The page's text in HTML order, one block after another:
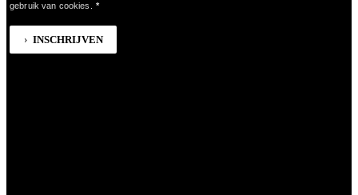
gebruik van cookies. *
INSCHRIJVEN